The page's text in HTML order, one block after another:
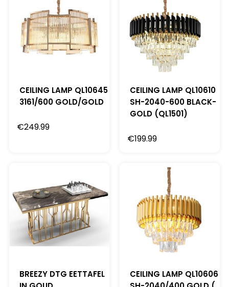
CEILING LAMP QL10645
3161/600 GOLD/GOLD
€249.99
CEILING LAMP QL10610
SH-2040-600 BLACK-
GOLD (QL1501)
€199.99
BREEZY DTG EETTAFEL
CEILING LAMP QL10606